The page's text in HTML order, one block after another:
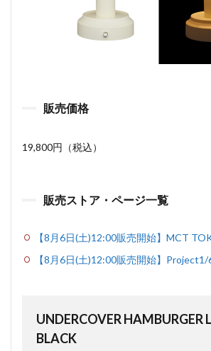
販売価格
19,800円（税込）
販売ストア・ページ一覧
【8月6日(土)12:00販売開始】MCT
【8月6日(土)12:00販売開始】
UNDERCOVER HAMBURGER
BLACK